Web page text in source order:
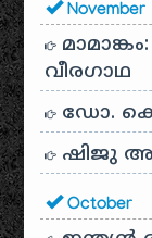
November
വീരഗാഥ
ഡോ.
ഷിജു
October